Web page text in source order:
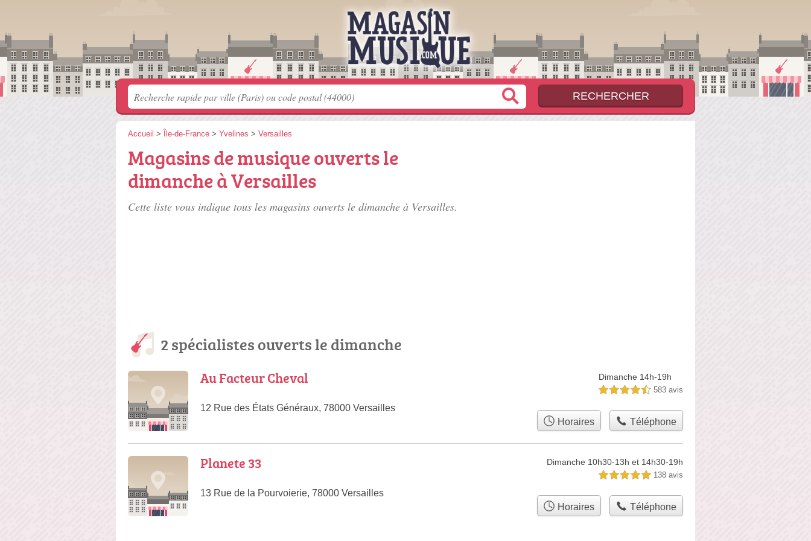
Accueil > Île-de-France > Yvelines > Versailles
Magasins de musique ouverts le
dimanche à Versailles
Cette liste vous indique tous les magasins ouverts le dimanche à Versailles.
2 spécialistes ouverts le dimanche
Au Facteur Cheval
12 Rue des États Généraux, 78000 Versailles
Dimanche 14h-19h
4,5 étoiles sur 5 583 avis
Horaires Téléphone
Planete 33
13 Rue de la Pourvoierie, 78000 Versailles
Dimanche 10h30-13h et 14h30-19h
5,0 étoiles sur 5 138 avis
Horaires Téléphone